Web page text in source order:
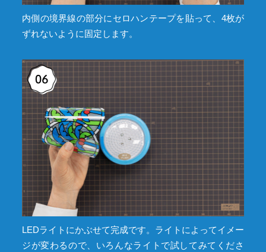
内側の境界線の部分にセロハンテープを貼って、4枚が
ずれないように固定します。
LEDライトにかぶせて完成です。ライトによってイメー
ジが変わるので、いろんなライトで試してみてくださ